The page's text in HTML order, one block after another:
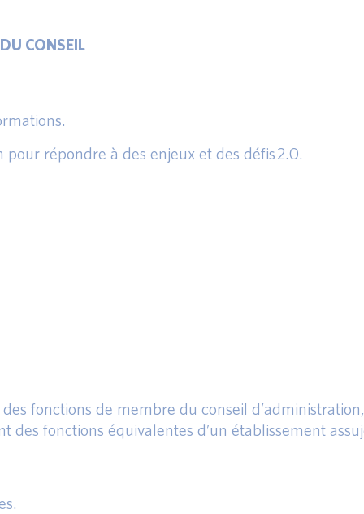
CONSEIL
répondre à des enjeux et des défis 2.0.
fonctions de membre du conseil
fonctions équivalentes d’un établissement